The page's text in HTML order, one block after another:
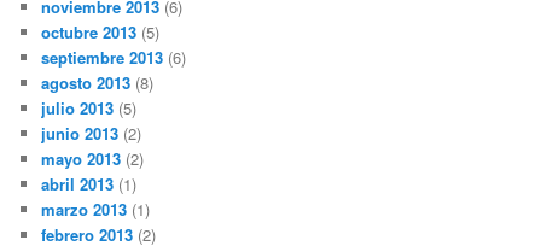
noviembre 2013 (6)
octubre 2013 (5)
septiembre 2013 (6)
agosto 2013 (8)
julio 2013 (5)
junio 2013 (2)
mayo 2013 (2)
abril 2013 (1)
marzo 2013 (1)
febrero 2013 (2)